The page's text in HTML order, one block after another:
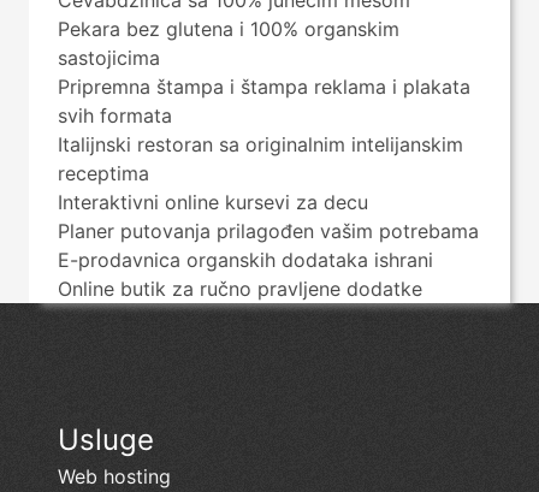
Pekara bez glutena i 100% organskim
sastojicima
Pripremna štampa i štampa reklama i plakata
svih formata
Italijnski restoran sa originalnim intelijanskim
receptima
Interaktivni online kursevi za decu
Planer putovanja prilagođen vašim potrebama
E-prodavnica organskih dodataka ishrani
Online butik za ručno pravljene dodatke
Usluge
Web hosting